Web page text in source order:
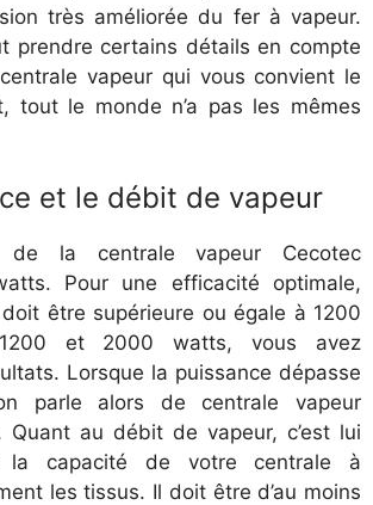
très améliorée du fer à vapeur.
prendre certains détails en compte
vapeur qui vous convient le
tout le monde n’a pas les mêmes
et le débit de vapeur
de la centrale vapeur Cecotec
Pour une efficacité optimale,
être supérieure ou égale à 1200
et 2000 watts, vous avez
Lorsque la puissance dépasse
parle alors de centrale vapeur
Quant au débit de vapeur, c’est lui
la capacité de votre centrale à
les tissus. Il doit être d’au moins